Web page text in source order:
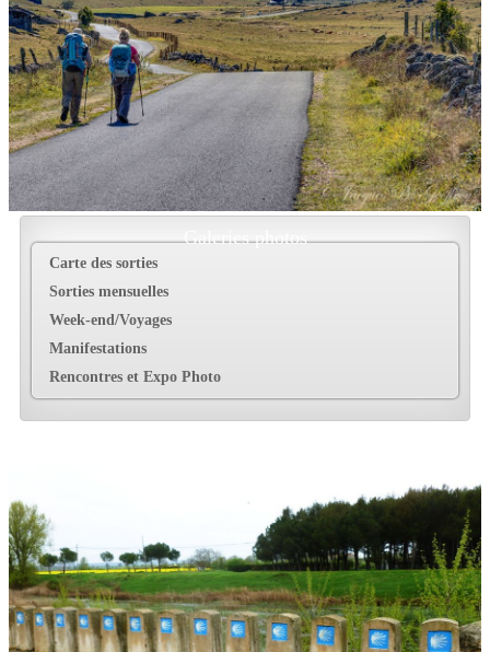
Galeries photos
Carte des sorties
Sorties mensuelles
Week-end/Voyages
Manifestations
Rencontres et Expo Photo